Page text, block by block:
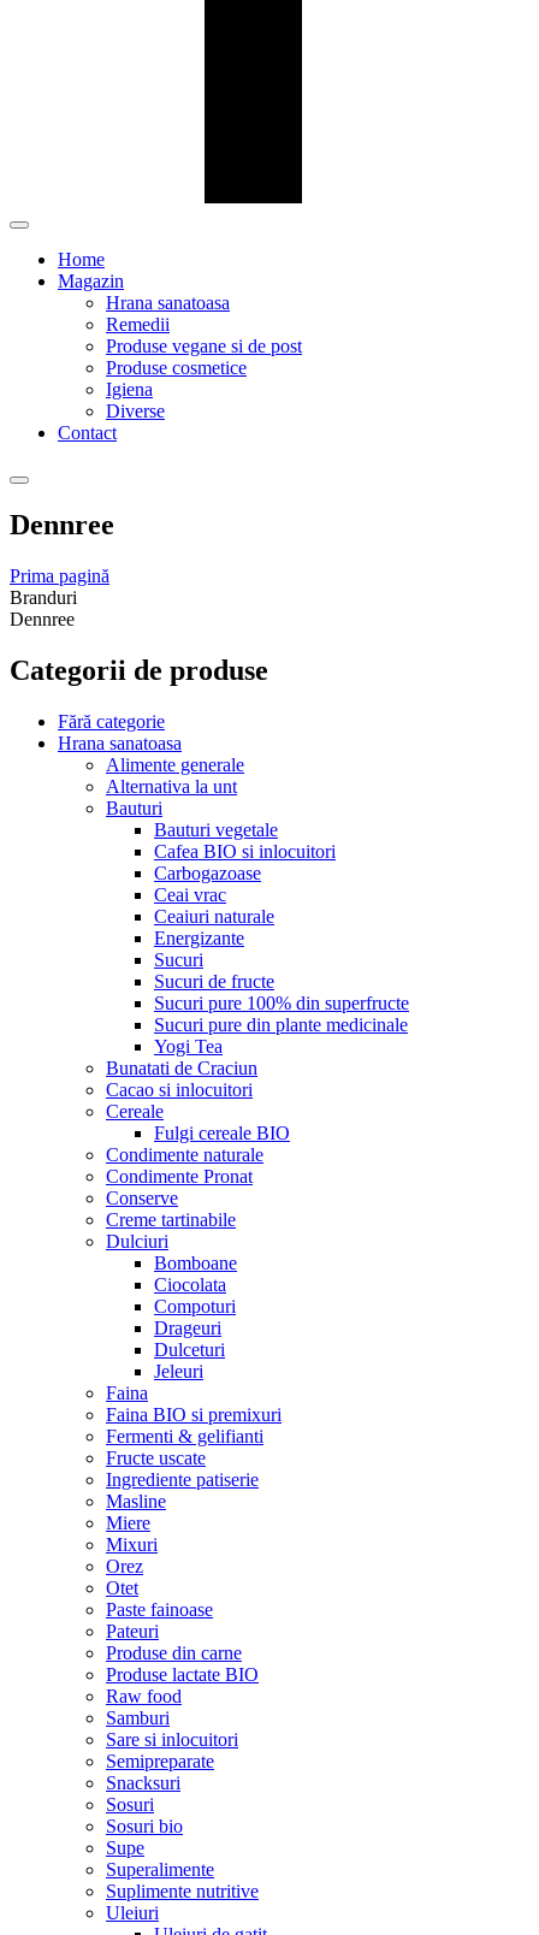
Home
Magazin
Hrana sanatoasa
Remedii
Produse vegane si de post
Produse cosmetice
Igiena
Diverse
Contact
Dennree
Prima pagină
Branduri
Dennree
Categorii de produse
Fără categorie
Hrana sanatoasa
Alimente generale
Alternativa la unt
Bauturi
Bauturi vegetale
Cafea BIO si inlocuitori
Carbogazoase
Ceai vrac
Ceaiuri naturale
Energizante
Sucuri
Sucuri de fructe
Sucuri pure 100% din superfructe
Sucuri pure din plante medicinale
Yogi Tea
Bunatati de Craciun
Cacao si inlocuitori
Cereale
Fulgi cereale BIO
Condimente naturale
Condimente Pronat
Conserve
Creme tartinabile
Dulciuri
Bomboane
Ciocolata
Compoturi
Drageuri
Dulceturi
Jeleuri
Faina
Faina BIO si premixuri
Fermenti & gelifianti
Fructe uscate
Ingrediente patiserie
Masline
Miere
Mixuri
Orez
Otet
Paste fainoase
Pateuri
Produse din carne
Produse lactate BIO
Raw food
Samburi
Sare si inlocuitori
Semipreparate
Snacksuri
Sosuri
Sosuri bio
Supe
Superalimente
Suplimente nutritive
Uleiuri